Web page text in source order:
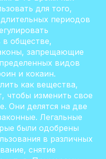
для того,
периодов
в обществе,
запрещающие
видов
и кокаин.
как вещества,
изменить свое
Они делятся на две
Легальные
были одобрены
в различных
снятие